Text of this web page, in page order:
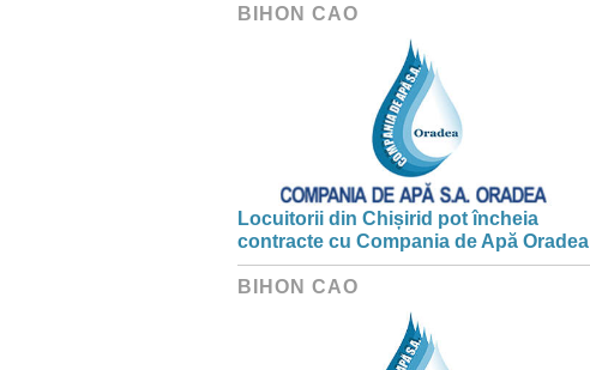
BIHON CAO
Locuitorii din Chișirid pot încheia
contracte cu Compania de Apă Oradea
BIHON CAO